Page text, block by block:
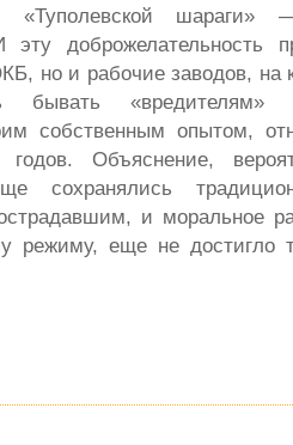
«Туполевской
эту доброжелательность
но и рабочие заводов, на
бывать
собственным опытом,
годов. Объяснение,
сохранялись
и моральное
режиму, еще не достигло